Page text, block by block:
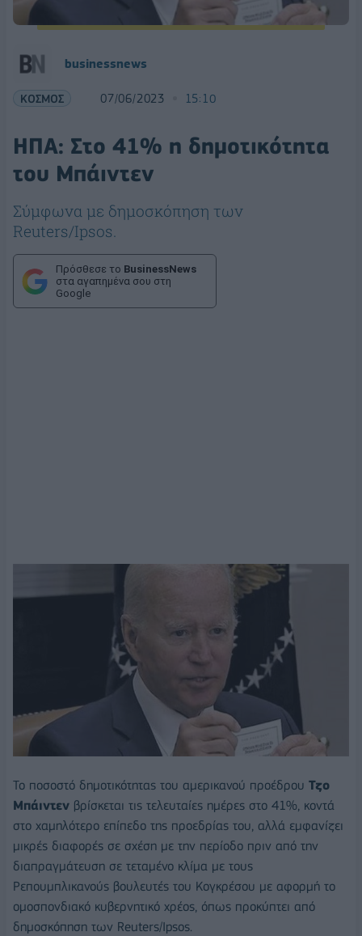
businessnews
ΚΟΣΜΟΣ 07/06/2023 15:10
ΗΠΑ: Στο 41% η δημοτικότητα
του Μπάιντεν
Σύμφωνα με δημοσκόπηση των
Reuters/Ipsos.
Πρόσθεσε το BusinessNews
στα αγαπημένα σου στη
Google
Το ποσοστό δημοτικότητας του αμερικανού προέδρου Τζο
Μπάιντεν βρίσκεται τις τελευταίες ημέρες στο 41%, κοντά
στο χαμηλότερο επίπεδο της προεδρίας του, αλλά εμφανίζει
μικρές διαφορές σε σχέση με την περίοδο πριν από την
διαπραγμάτευση σε τεταμένο κλίμα με τους
Ρεπουμπλικανούς βουλευτές του Κογκρέσου με αφορμή το
ομοσπονδιακό κυβερνητικό χρέος, όπως προκύπτει από
δημοσκόπηση των Reuters/Ipsos.